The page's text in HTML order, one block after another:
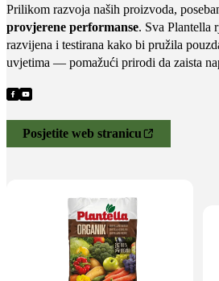
Prilikom razvoja naših proizvoda,
provjerene performanse. Sva Plantella
razvijena i testirana kako bi pružila
uvjetima — pomažući prirodi da zaista
Posjetite web stranicu